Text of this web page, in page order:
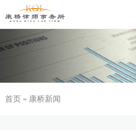
关于康桥
康桥文化
首页 » 康桥新闻